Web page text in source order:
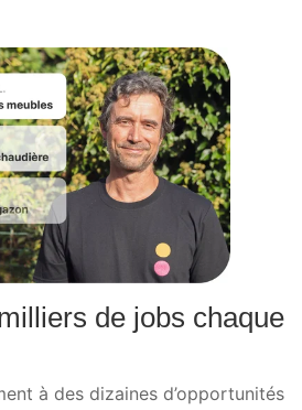
de jobs chaque
à des dizaines d’opportunités